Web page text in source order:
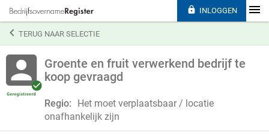
TERUG NAAR SELECTIE
Groente en fruit verwerkend bedrijf te
koop gevraagd
Regio:
Het moet verplaatsbaar / locatie
onafhankelijk zijn
 INLOGGEN